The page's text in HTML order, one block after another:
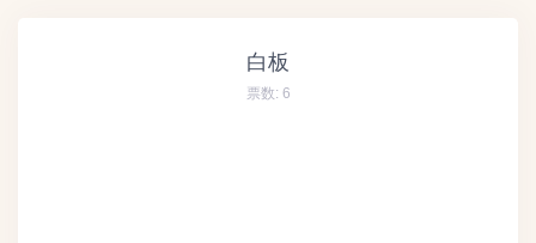
白板
票数: 6